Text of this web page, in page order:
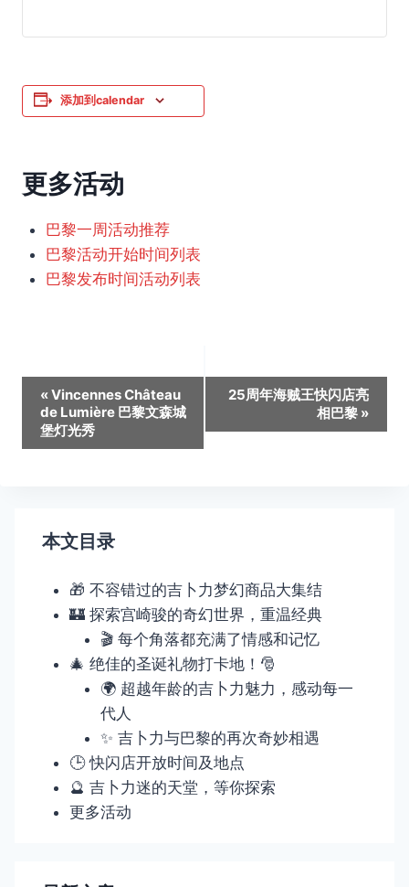
添加到calendar
更多活动
巴黎一周活动推荐
巴黎活动开始时间列表
巴黎发布时间活动列表
活
动
导
«Vincennes Château
de Lumière 巴黎文森城
堡灯光秀
25周年海贼王快闪店亮
相巴黎 »
本文目录
🎁 不容错过的吉卜力梦幻商品大集结
🏰 探索宫崎骏的奇幻世界，重温经典
🎬 每个角落都充满了情感和记忆
🎄 绝佳的圣诞礼物打卡地！🎅
🌍 超越年龄的吉卜力魅力，感动每一
代人
✨ 吉卜力与巴黎的再次奇妙相遇
🕒 快闪店开放时间及地点
🔮 吉卜力迷的天堂，等你探索
更多活动